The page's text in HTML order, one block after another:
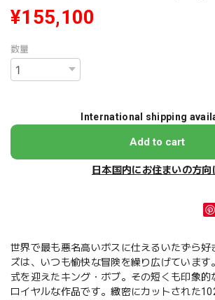
¥155,100
数量
International shipping
Add to cart
日本国内にお住まいの方向
世界で最も悪名高いボスに仕えるいたずら好
ズは、いつも愉快な冒険を繰り広げています
式を迎えたキング・ボブ。その短くも印象的
ロイヤルな作品です。緻密にカットされた